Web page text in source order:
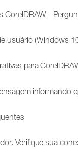
CorelDRAW -
usuário (Windows
para
informando
Verifique sua